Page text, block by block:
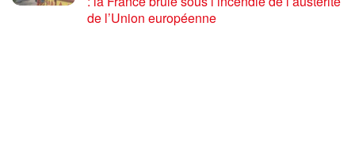
de l’Union européenne